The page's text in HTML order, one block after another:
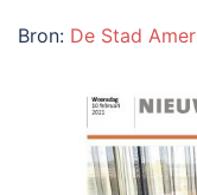
Bron: De Stad